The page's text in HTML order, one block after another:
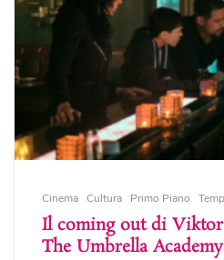
Cinema Cultura Primo Piano
Il coming out di Viktor
The Umbrella Academy